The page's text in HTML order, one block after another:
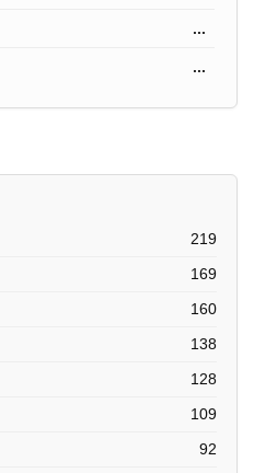
...
...
219
169
160
138
128
109
92